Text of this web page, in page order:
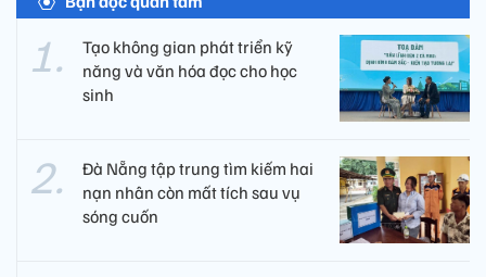
Tạo không gian phát triển kỹ
năng và văn hóa đọc cho học
sinh
Đà Nẵng tập trung tìm kiếm hai
nạn nhân còn mất tích sau vụ
sóng cuốn